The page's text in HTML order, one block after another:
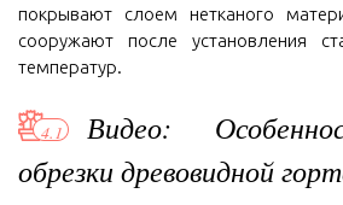
покрывают слоем нетканого
сооружают после установления
температур.
Видео:
обрезки древовидной